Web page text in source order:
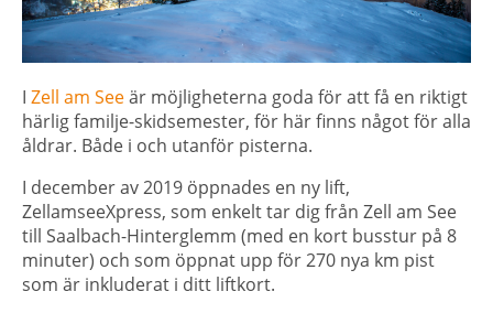
I Zell am Seeär möjligheterna goda förattfå en riktigt
härligfamilje-skidsemester, för härfinns någotföralla
åldrar. Både i och utanför pisterna.
I december av 2019 öppnades en ny lift,
ZellamseeXpress, som enkelt tar dig från Zell am See
till Saalbach-Hinterglemm (med en kort busstur på 8
minuter) och som öppnat upp för 270 nya km pist
som är inkluderat i ditt liftkort.